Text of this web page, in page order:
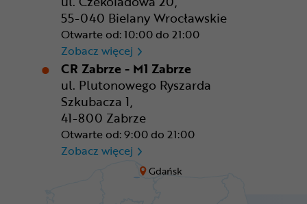
Gdańsk
55-040 Bielany Wrocławskie
Otwarte od: 10:00 do 21:00
Zobacz więcej CR Wrocław - CH Aleja
CR Zabrze - M1 Zabrze
ul. Plutonowego Ryszarda
Szkubacza 1,
41-800 Zabrze
Otwarte od: 9:00 do 21:00
Zobacz więcej CR Zabrze - M1 Zabrze